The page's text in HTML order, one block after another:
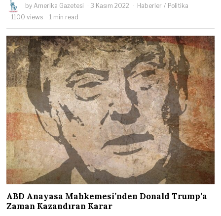
byAmerika Gazetesi 3 Kasım 2022 Haberler / Politika
1100 views
1 min read
ABD Anayasa Mahkemesi’nden Donald Trump’a
Zaman Kazandıran Karar